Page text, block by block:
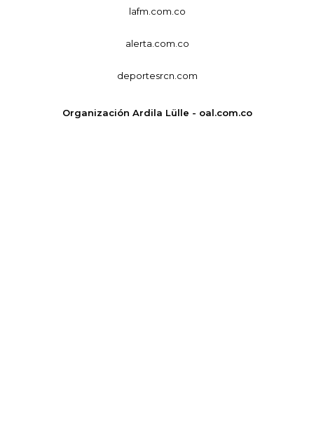
lafm.com.co
alerta.com.co
deportesrcn.com
Organización Ardila Lülle - oal.com.co